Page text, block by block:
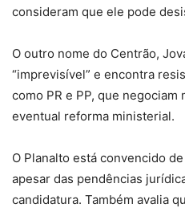
consideram que ele pode
O outro nome do Centrão,
“imprevisível” e encontra
como PR e PP, que
eventual reforma ministerial.
O Planalto está convencido
apesar das pendências
candidatura. Também avalia